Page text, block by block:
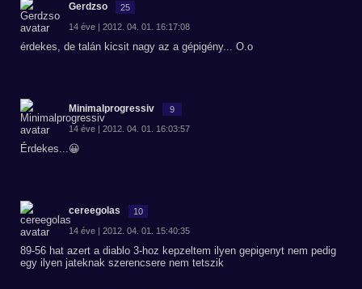
Gerdzso 25
14 éve | 2012. 04. 01. 16:17:08
érdekes, de talán kicsit nagy az a gépigény... O.o
Minimalprogressiv 9
14 éve | 2012. 04. 01. 16:03:57
Érdekes...😀
cereegolas 10
14 éve | 2012. 04. 01. 15:40:35
89-56 hat azert a diablo 3-hoz kepzeltem ilyen gepigenyt nem pedig
egy ilyen jateknak szerencsere nem tetszik